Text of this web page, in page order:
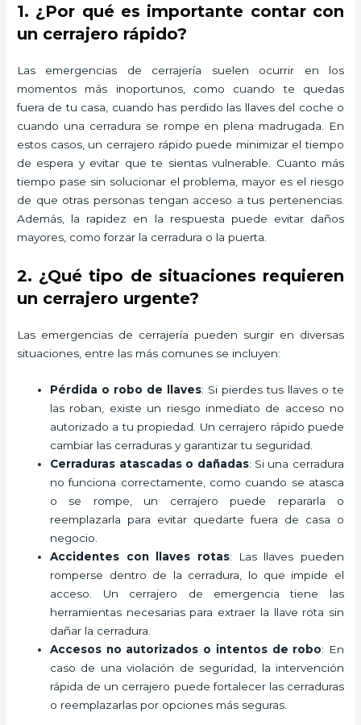
1. ¿Por qué es importante contar con
un cerrajero rápido?
Las emergencias de cerrajería suelen ocurrir en los
momentos más inoportunos, como cuando te quedas
fuera de tu casa, cuando has perdido las llaves del coche o
cuando una cerradura se rompe en plena madrugada. En
estos casos, un cerrajero rápido puede minimizar el tiempo
de espera y evitar que te sientas vulnerable. Cuanto más
tiempo pase sin solucionar el problema, mayor es el riesgo
de que otras personas tengan acceso a tus pertenencias.
Además, la rapidez en la respuesta puede evitar daños
mayores, como forzar la cerradura o la puerta.
2. ¿Qué tipo de situaciones requieren
un cerrajero urgente?
Las emergencias de cerrajería pueden surgir en diversas
situaciones, entre las más comunes se incluyen:
Pérdida o robo de llaves: Si pierdes tus llaves o te
las roban, existe un riesgo inmediato de acceso no
autorizado a tu propiedad. Un cerrajero rápido puede
cambiar las cerraduras y garantizar tu seguridad.
Cerraduras atascadas o dañadas: Si una cerradura
no funciona correctamente, como cuando se atasca
o se rompe, un cerrajero puede repararla o
reemplazarla para evitar quedarte fuera de casa o
negocio.
Accidentes con llaves rotas: Las llaves pueden
romperse dentro de la cerradura, lo que impide el
acceso. Un cerrajero de emergencia tiene las
herramientas necesarias para extraer la llave rota sin
dañar la cerradura.
Accesos no autorizados o intentos de robo: En
caso de una violación de seguridad, la intervención
rápida de un cerrajero puede fortalecer las cerraduras
o reemplazarlas por opciones más seguras.